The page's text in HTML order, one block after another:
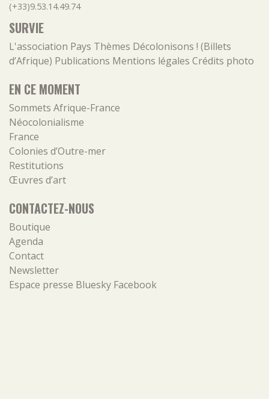
(+33)9.53.14.49.74
SURVIE
L'association Pays Thèmes Décolonisons ! (Billets
d’Afrique) Publications Mentions légales Crédits photo
EN CE MOMENT
Sommets Afrique-France
Néocolonialisme
France
Colonies d’Outre-mer
Restitutions
Œuvres d’art
CONTACTEZ-NOUS
Boutique
Agenda
Contact
Newsletter
Espace presse Bluesky Facebook